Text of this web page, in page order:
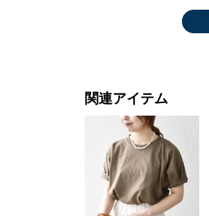
関連アイテム